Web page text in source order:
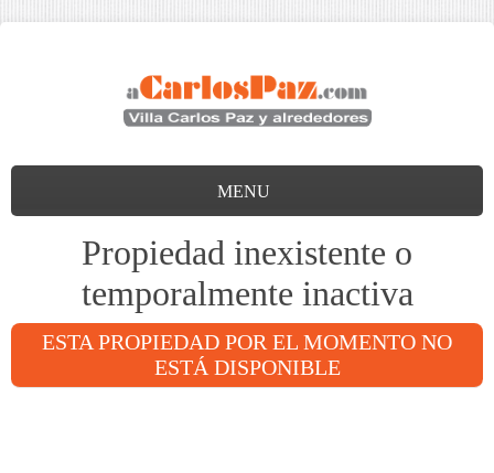
MENU
Propiedad inexistente o
temporalmente inactiva
ESTA PROPIEDAD POR EL MOMENTO NO
ESTÁ DISPONIBLE